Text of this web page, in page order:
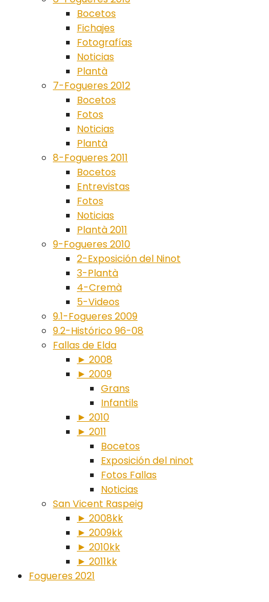
Bocetos
Fichajes
Fotografías
Noticias
Plantà
7-Fogueres 2012
Bocetos
Fotos
Noticias
Plantà
8-Fogueres 2011
Bocetos
Entrevistas
Fotos
Noticias
Plantà 2011
9-Fogueres 2010
2-Exposición del Ninot
3-Plantà
4-Cremà
5-Videos
9.1-Fogueres 2009
9.2-Histórico 96-08
Fallas de Elda
► 2008
► 2009
Grans
Infantils
► 2010
► 2011
Bocetos
Exposición del ninot
Fotos Fallas
Noticias
San Vicent Raspeig
► 2008kk
► 2009kk
► 2010kk
► 2011kk
Fogueres 2021